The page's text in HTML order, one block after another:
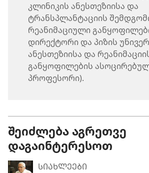
კლინიკის ანესთეზიისა და
ტრანსპლანტაციის
რეანიმაციული
დირექტორი და პიზის
ანესთეზიისა და
განყოფილების
პროფესორი).
შეიძლება აგრეთვე
დაგაინტერესოთ
ᲡᲘᲐᲮᲚᲔᲔᲑᲘ